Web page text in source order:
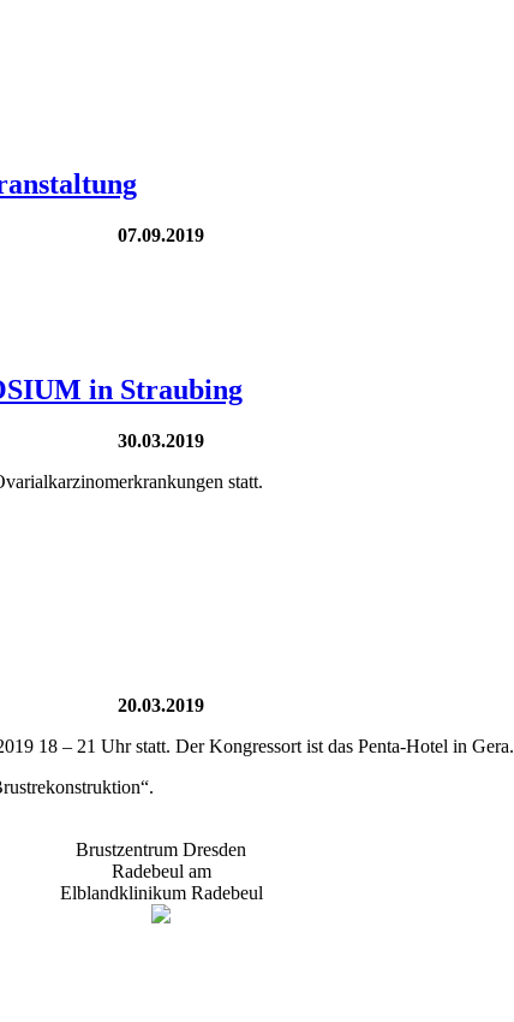
07.09.2019
in Straubing
30.03.2019
statt.
20.03.2019
18 – 21 Uhr statt. Der Kongressort ist das Penta-Hotel in Gera.
Brustzentrum Dresden
Radebeul am
Elblandklinikum Radebeul